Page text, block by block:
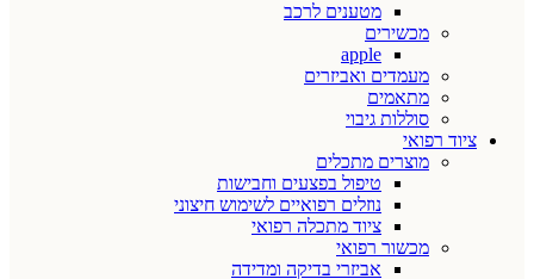
מטענים לרכב
מכשירים
apple
מעמדים ואביזרים
מתאמים
סוללות גיבוי
ציוד רפואי
מוצרים מתכלים
טיפול בפצעים וחבישות
נוזלים רפואיים לשימוש חיצוני
ציוד מתכלה רפואי
מכשור רפואי
אביזרי בדיקה ומדידה